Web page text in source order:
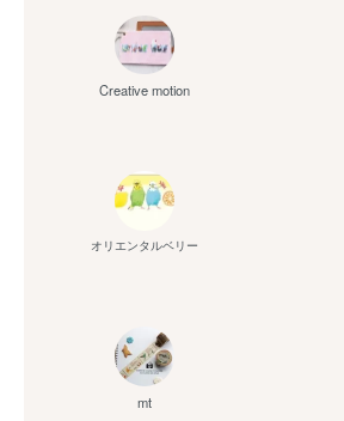
Creative motion
オリエンタルベリー
mt